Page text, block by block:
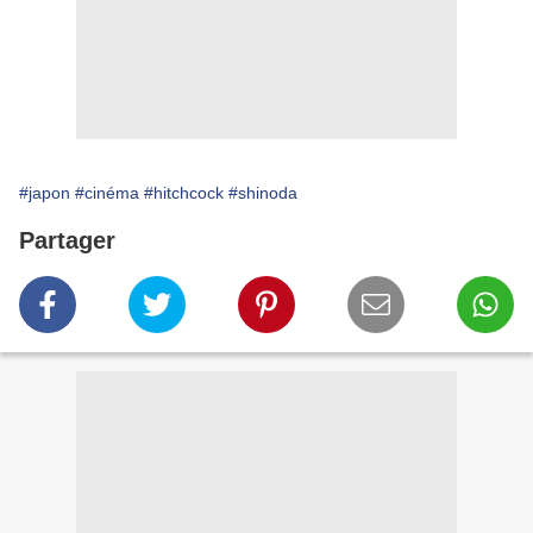
#japon #cinéma #hitchcock #shinoda
Partager